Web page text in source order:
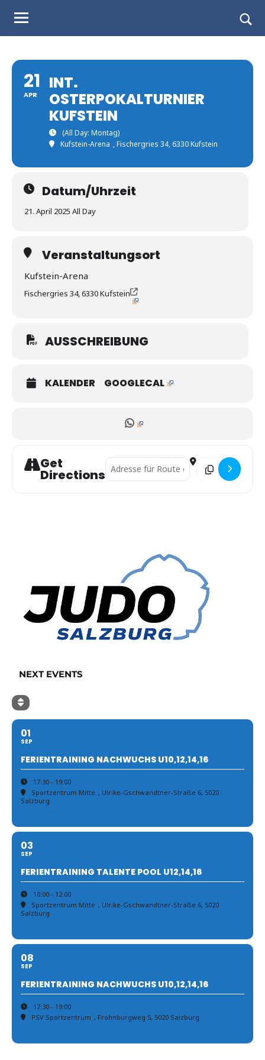
Judo
Landesverband
Salzburg
form
21
APR
INT.
OSTERPOKALTURNIER
KUFSTEIN
(All Day: Montag)
Kufstein-Arena , Fischergries 34, 6330 Kufstein
Datum/Uhrzeit
21. April 2025 All Day
Veranstaltungsort
Kufstein-Arena
Fischergries 34, 6330 Kufstein
AUSSCHREIBUNG
KALENDER GOOGLECAL
Get
Directions
Address - Int. Osterpokalturnier Kufstein
Destination
NEXT EVENTS
01
SEP
FERIENTRAINING NACHWUCHS U10,12,14,16
17:30 - 19:00
Sportzentrum Mitte , Ulrike-Gschwandtner-Straße 6, 5020
Salzburg
03
SEP
FERIENTRAINING TALENTE POOL U12,14,16
10:00 - 12:00
Sportzentrum Mitte , Ulrike-Gschwandtner-Straße 6, 5020
Salzburg
08
SEP
FERIENTRAINING NACHWUCHS U10,12,14,16
17:30 - 19:00
PSV Sportzentrum , Frohnburgweg 5, 5020 Salzburg